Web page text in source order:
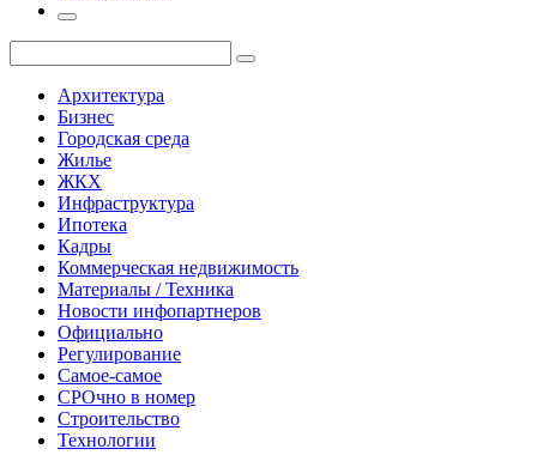
Архитектура
Бизнес
Городская среда
Жилье
ЖКХ
Инфраструктура
Ипотека
Кадры
Коммерческая недвижимость
Материалы / Техника
Новости инфопартнеров
Официально
Регулирование
Самое-самое
СРОчно в номер
Строительство
Технологии